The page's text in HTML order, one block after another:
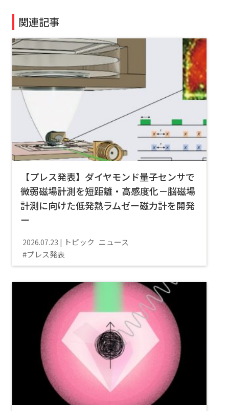
関連記事
【プレス発表】ダイヤモンド量子センサで
微弱磁場計測を短距離・高感度化－脳磁場
計測に向けた低発熱ラムゼー磁力計を開発
ー
2026.07.23 トピック ニュース
プレス発表